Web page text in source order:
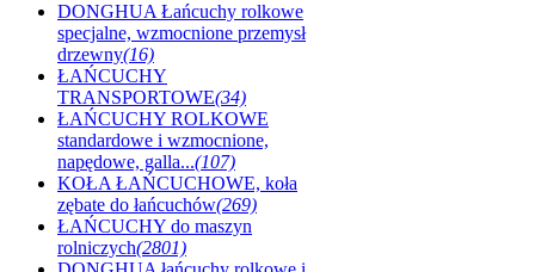
DONGHUA Łańcuchy rolkowe
specjalne, wzmocnione przemysł
drzewny(16)
ŁAŃCUCHY
TRANSPORTOWE(34)
ŁAŃCUCHY ROLKOWE
standardowe i wzmocnione,
napędowe, galla...(107)
KOŁA ŁAŃCUCHOWE, koła
zębate do łańcuchów(269)
ŁAŃCUCHY do maszyn
rolniczych(2801)